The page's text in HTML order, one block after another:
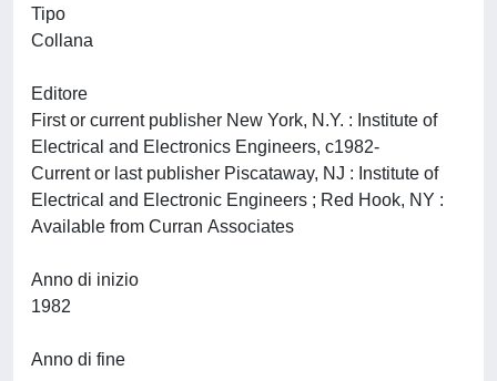
Tipo
Collana
Editore
First or current publisher New York, N.Y. : Institute of
Electrical and Electronics Engineers, c1982-
Current or last publisher Piscataway, NJ : Institute of
Electrical and Electronic Engineers ; Red Hook, NY :
Anno di inizio
Anno di fine